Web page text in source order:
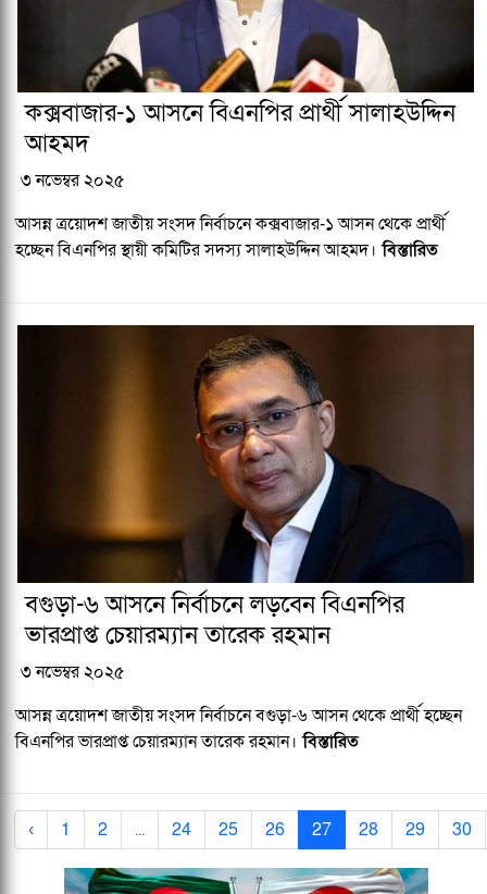
কক্সবাজার-১ আসনে বিএনপির প্রার্থী সালাহউদ্দিন
আহমদ
৩ নভেম্বর ২০২৫
আসন্ন ত্রয়োদশ জাতীয় সংসদ নির্বাচনে কক্সবাজার-১ আসন থেকে প্রার্থী
হচ্ছেন বিএনপির স্থায়ী কমিটির সদস্য সালাহউদ্দিন আহমদ। বিস্তারিত
বগুড়া-৬ আসনে নির্বাচনে লড়বেন বিএনপির
ভারপ্রাপ্ত চেয়ারম্যান তারেক রহমান
৩ নভেম্বর ২০২৫
আসন্ন ত্রয়োদশ জাতীয় সংসদ নির্বাচনে বগুড়া-৬ আসন থেকে প্রার্থী হচ্ছেন
বিএনপির ভারপ্রাপ্ত চেয়ারম্যান তারেক রহমান। বিস্তারিত
‹ 1 2 ... 24 25 26 27 28 29 30